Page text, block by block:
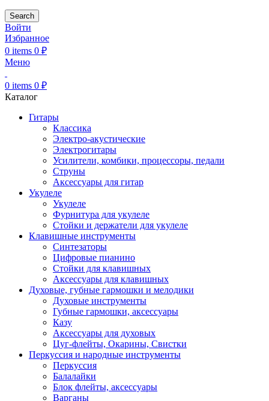
Search
Войти
Избранное
0 items 0 ₽
Меню
0 items 0 ₽
Каталог
Гитары
Классика
Электро-акустические
Электрогитары
Усилители, комбики, процессоры, педали
Струны
Аксессуары для гитар
Укулеле
Укулеле
Фурнитура для укулеле
Стойки и держатели для укулеле
Клавишные инструменты
Синтезаторы
Цифровые пианино
Стойки для клавишных
Аксессуары для клавишных
Духовые, губные гармошки и мелодики
Духовые инструменты
Губные гармошки, аксессуары
Казу
Аксессуары для духовых
Цуг-флейты, Окарины, Свистки
Перкуссия и народные инструменты
Перкуссия
Балалайки
Блок флейты, аксессуары
Варганы